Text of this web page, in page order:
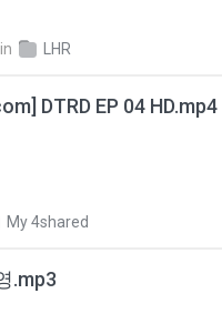
in LHR
DTRD EP 04 HD.mp4
My 4shared
.mp3